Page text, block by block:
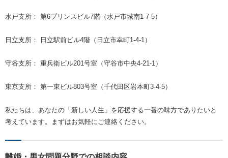
水戸支所： 第6プリンスビル7階（水戸市城南1-7-5）
日立支所： 日立駅前ビル4階（日立市幸町1-4-1）
守谷支所： 重兵衛ビル201号室（守谷市中央4-21-1）
東京支所： 第一東ビル803号室（千代田区岩本町3-4-5）
私たちは、あなたの「新しい人生」を応援する一番の味方でありたいと
考えています。まずはお気軽にご連絡ください。